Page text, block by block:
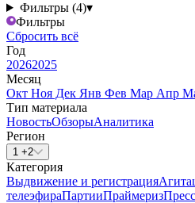
Фильтры (4)▾
Фильтры
Сбросить всё
Год
20262025
Месяц
Окт Ноя Дек Янв Фев Мар Апр
Тип материала
НовостьОбзорыАналитика
Регион
1 +2
Категория
Выдвижение и регистрация
телеэфираПартииПраймериз